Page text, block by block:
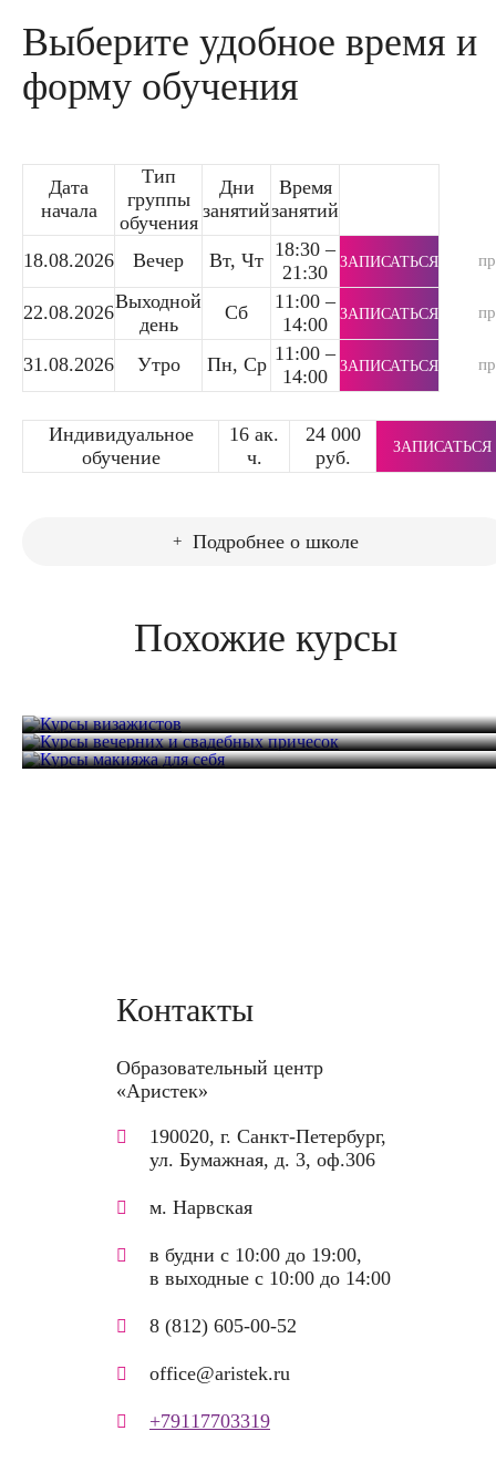
Выберите удобное время и
форму обучения
Дата
начала
Тип
группы
обучения
Дни
занятий
Время
занятий
18.08.2026 Вечер Вт, Чт 18:30 –
21:30
ЗАПИСАТЬСЯ
22.08.2026Выходной
день
Сб
11:00 –
14:00
ЗАПИСАТЬСЯ
31.08.2026 Утро Пн, Ср 11:00 –
14:00
ЗАПИСАТЬСЯ
Индивидуальное
обучение
16 ак.
ч.
24 000
руб.
ЗАПИСАТЬСЯ
Подробнее о школе
Похожие курсы
28 часов 32 800 руб.
Курсы вечерних и свадебных причесок
Курсы макияжа для себя
Контакты
Образовательный центр
«Аристек»
190020, г. Санкт-Петербург,
ул. Бумажная, д. 3, оф.306
м. Нарвская
в будни с 10:00 до 19:00,
в выходные с 10:00 до 14:00
8 (812) 605-00-52
office@aristek.ru
+79117703319